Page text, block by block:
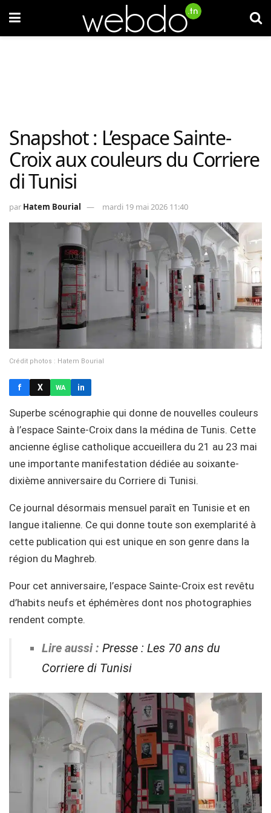
Snapshot : L’espace Sainte-
Croix aux couleurs du Corriere
di Tunisi
par Hatem Bourial mardi 19 mai 2026 11:40
Crédit photos : Hatem Bourial
f X WA in
Superbe scénographie qui donne de nouvelles couleurs
à l’espace Sainte-Croix dans la médina de Tunis. Cette
ancienne église catholique accueillera du 21 au 23 mai
une importante manifestation dédiée au soixante-
dixième anniversaire du Corriere di Tunisi.
Ce journal désormais mensuel paraît en Tunisie et en
langue italienne. Ce qui donne toute son exemplarité à
cette publication qui est unique en son genre dans la
région du Maghreb.
Pour cet anniversaire, l’espace Sainte-Croix est revêtu
d’habits neufs et éphémères dont nos photographies
rendent compte.
Lire aussi : Presse : Les 70 ans du
Corriere di Tunisi